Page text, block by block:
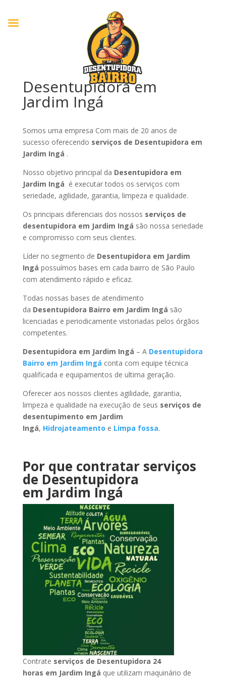
Desentupidora em
Jardim Ingá
Somos uma empresa Com mais de 20 anos de
sucesso oferecendo serviços de Desentupidora em
Jardim Ingá .
Nosso objetivo principal da Desentupidora em
Jardim Ingá é executar todos os serviços com
seriedade, agilidade, garantia, limpeza e qualidade.
Os principais diferenciais dos nossos serviços de
desentupidora em Jardim Ingá são nossa seriedade
e compromisso com seus clientes.
Líder no segmento de Desentupidora em Jardim
Ingá possuímos bases em cada bairro de São Paulo
com atendimento rápido e eficaz.
Todas nossas bases de atendimento
da Desentupidora Bairro em Jardim Ingá são
licenciadas e periodicamente vistoriadas pelos órgãos
competentes.
Desentupidora em Jardim Ingá – A Desentupidora
Bairro em Jardim Ingá conta com equipe técnica
qualificada e equipamentos de ultima geração.
Oferecer aos nossos clientes agilidade, garantia,
limpeza e qualidade na execução de seus serviços de
desentupimento em Jardim
Ingá, Hidrojateamento e Limpa fossa.
Por que contratar serviços
de Desentupidora
em Jardim Ingá
Contrate serviços de Desentupidora 24
horas em Jardim Ingá que utilizam maquinário de